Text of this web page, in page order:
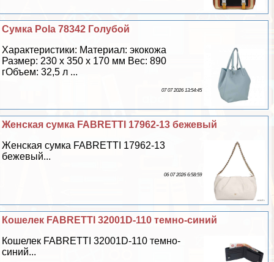
Сумка Pola 78342 Гoлyбой
Хаpaктеристики: Материал: экокожа
Размер: 230 х 350 х 170 мм Вес: 890
гОбъем: 32,5 л ...
07 07 2026 13:54:45
Женская сумка FABRETTI 17962-13 бежевый
Женская сумка FABRETTI 17962-13
бежевый...
06 07 2026 6:58:59
Кошелек FABRETTI 32001D-110 темно-синий
Кошелек FABRETTI 32001D-110 темно-
синий...